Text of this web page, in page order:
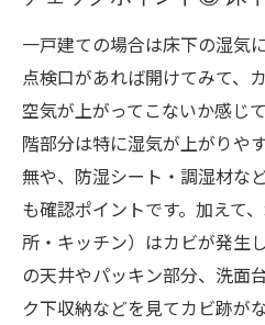
一戸建ての場合は床下の湿気
点検口があれば開けてみて、
空気が上がってこないか感じ
階部分は特に湿気が上がりや
無や、防湿シート・調湿材な
も確認ポイントです。加えて
所・キッチン）はカビが発生
の天井やパッキン部分、洗面
ク下収納などを見てカビ跡が